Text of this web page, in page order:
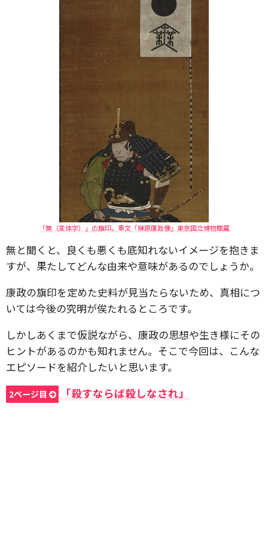
「無（変体字）」の旗印。重文「榊原康政像」東京国立博物館蔵
無と聞くと、良くも悪くも底知れないイメージを抱きま
すが、果たしてどんな由来や意味があるのでしょうか。
康政の旗印を定めた史料が見当たらないため、真相につ
いては今後の究明が俟たれるところです。
しかしあくまで仮説ながら、康政の思想や生き様にその
ヒントがあるのかも知れません。そこで今回は、こんな
エピソードを紹介したいと思います。
2ページ目 「殺すならば殺しなされ」